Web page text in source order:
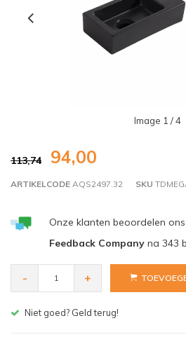
Image 1 / 4
113,74 94,00
ARTIKELCODE AQS2497.32 SKU
Onze klanten beoordelen
Feedback Companyna 343
- +
Gratis bezorgen v.a. € 150,- (NL)